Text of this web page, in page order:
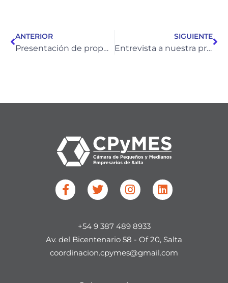
ANTERIOR
Presentación de propuestas y estrategias para el desarrollo de Salta ante el Consejo Federal de Inversiones
SIGUIENTE
Entrevista a nuestra presidenta sobre el crecimiento de las pymes
F
a
o
o
T
w
t
e
r
I
n
a
g
r
L
i
d
i
+54 9 387 489 8933
Av. del Bicentenario 58 - Of 20, Salta​
coordinacion.cpymes@gmail.com